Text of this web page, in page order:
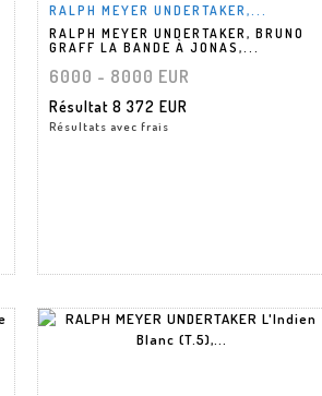
RALPH MEYER UNDERTAKER,...
RALPH MEYER UNDERTAKER, BRUNO
GRAFF LA BANDE À JONAS,...
6000 - 8000 EUR
Résultat 8 372 EUR
Résultats avec frais